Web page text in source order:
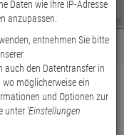
-
Daten wie Ihre IP-Adresse
anzupassen.
entnehmen Sie bitte
auch den Datentransfer in
wo möglicherweise ein
und Optionen zur
unter 'Einstellungen